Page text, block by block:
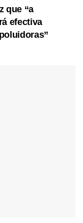
que “a
efectiva